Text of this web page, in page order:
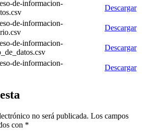
de-informacion-
Descargar
de-informacion-
Descargar
de-informacion-
Descargar
de-informacion-
Descargar
no será publicada. Los campos
con *